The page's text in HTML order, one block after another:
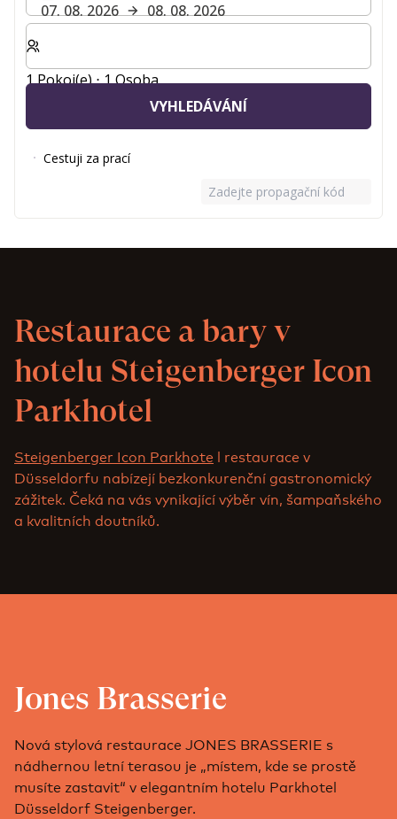
07. 08. 2026
08. 08. 2026
Zvolte počet pokojů a hostů pro svůj pobyt
1 Pokoj(e) ⋅ 1 Osoba
VYHLEDÁVÁNÍ
Cestuji za prací
Zadejte propagační kód
Restaurace a bary v
hotelu Steigenberger Icon
Parkhotel
Steigenberger Icon Parkhote l restaurace v
Düsseldorfu nabízejí bezkonkurenční gastronomický
zážitek. Čeká na vás vynikající výběr vín, šampaňského
a kvalitních doutníků.
Jones Brasserie
Nová stylová restaurace JONES BRASSERIE s
nádhernou letní terasou je „místem, kde se prostě
musíte zastavit“ v elegantním hotelu Parkhotel
Düsseldorf Steigenberger.